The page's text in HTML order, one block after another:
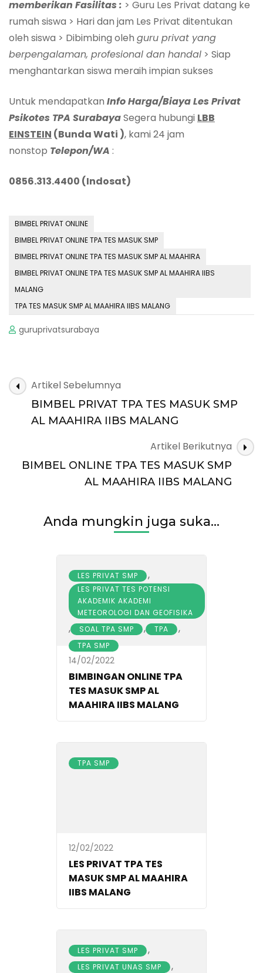
memberikan Fasilitas : > Guru Les Privat datang ke
rumah siswa > Hari dan jam Les Privat ditentukan
oleh siswa > Dibimbing oleh guru privat yang
berpengalaman, profesional dan handal > Siap
menghantarkan siswa meraih impian sukses
Untuk mendapatkan Info Harga/Biaya Les Privat
Psikotes TPA SurabayaSegera hubungi LBB
EINSTEIN (Bunda Wati ), kami 24 jam
nonstop Telepon/WA :
0856.313.4400 (Indosat)
BIMBEL PRIVAT ONLINE
BIMBEL PRIVAT ONLINE TPA TES MASUK SMP
BIMBEL PRIVAT ONLINE TPA TES MASUK SMP AL MAAHIRA
BIMBEL PRIVAT ONLINE TPA TES MASUK SMP AL MAAHIRA IIBS
MALANG
TPA TES MASUK SMP AL MAAHIRA IIBS MALANG
guruprivatsurabaya
Navigasi
Artikel
Artikel Sebelumnya
BIMBEL PRIVAT TPA TES MASUK SMP
AL MAAHIRA IIBS MALANG
Artikel Berikutnya
BIMBEL ONLINE TPA TES MASUK SMP
AL MAAHIRA IIBS MALANG
Anda mungkin juga suka...
LES PRIVAT SMP ,
LES PRIVAT TES POTENSI
AKADEMIK AKADEMI
METEOROLOGI DAN GEOFISIKA
, SOAL TPA SMP , TPA ,
TPA SMP
14/02/2022
BIMBINGAN ONLINE TPA
TES MASUK SMP AL
MAAHIRA IIBS MALANG
TPA SMP
12/02/2022
LES PRIVAT TPA TES
MASUK SMP AL MAAHIRA
IIBS MALANG
LES PRIVAT SMP ,
LES PRIVAT UNAS SMP ,